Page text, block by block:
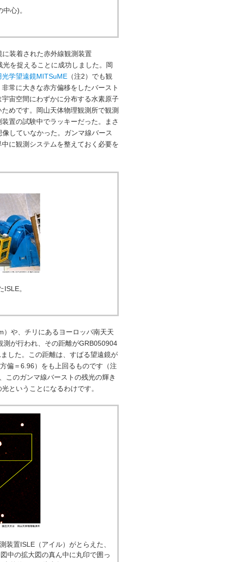
心)。
装着された赤外線観測装置
を捉えることに成功しました。岡
学望遠鏡MITSuME （注2）でも観
常に大きな赤方偏移をしたバースト
宙空間にわずかに分布する水素原子
めです。岡山天体物理観測所で観測
置の試験中でラッキーだった。まさ
していなかった。ガンマ線バース
に観測システムを整えておく必要を
。
や、チリにあるヨーロッパ南天天
が行われ、その距離がGRB050904
した。この距離は、すばる望遠鏡が
偏＝6.96）をも上回るものです（注
このガンマ線バーストの残光の輝き
ということになるわけです。
装置ISLE（アイル）がとらえた、
中の拡大図の真ん中に丸印で囲っ